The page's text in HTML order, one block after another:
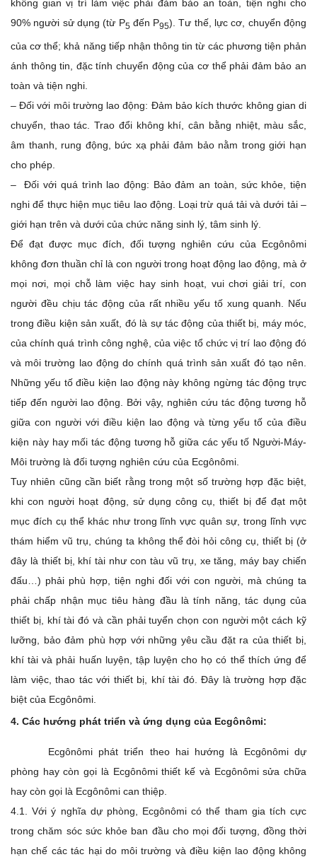
không gian vị trí làm việc phải đảm bảo an toàn, tiện nghi cho
90% người sử dụng (từ P5 đến P95). Tư thế, lực cơ, chuyển động
của cơ thể; khả năng tiếp nhận thông tin từ các phương tiện phản
ánh thông tin, đặc tính chuyển động của cơ thể phải đảm bảo an
toàn và tiện nghi.
– Đối với môi trường lao động: Đảm bảo kích thước không gian di
chuyển, thao tác. Trao đổi không khí, cân bằng nhiệt, màu sắc,
âm thanh, rung động, bức xạ phải đảm bảo nằm trong giới hạn
cho phép.
– Đối với quá trình lao động: Bảo đảm an toàn, sức khỏe, tiện
nghi để thực hiện mục tiêu lao động. Loại trừ quá tải và dưới tải –
giới hạn trên và dưới của chức năng sinh lý, tâm sinh lý.
Để đạt được mục đích, đối tượng nghiên cứu của Ecgônômi
không đơn thuần chỉ là con người trong hoạt động lao động, mà ở
mọi nơi, mọi chỗ làm việc hay sinh hoạt, vui chơi giải trí, con
người đều chịu tác động của rất nhiều yếu tố xung quanh. Nếu
trong điều kiện sản xuất, đó là sự tác động của thiết bị, máy móc,
của chính quá trình công nghệ, của việc tổ chức vị trí lao động đó
và môi trường lao động do chính quá trình sản xuất đó tạo nên.
Những yếu tố điều kiện lao động này không ngừng tác động trực
tiếp đến người lao động. Bởi vậy, nghiên cứu tác động tương hỗ
giữa con người với điều kiện lao động và từng yếu tố của điều
kiện này hay mối tác động tương hỗ giữa các yếu tố Người-Máy-
Môi trường là đối tượng nghiên cứu của Ecgônômi.
Tuy nhiên cũng cần biết rằng trong một số trường hợp đặc biệt,
khi con người hoạt động, sử dụng công cụ, thiết bị để đạt một
mục đích cụ thể khác như trong lĩnh vực quân sự, trong lĩnh vực
thám hiểm vũ trụ, chúng ta không thể đòi hỏi công cụ, thiết bị (ở
đây là thiết bị, khí tài như con tàu vũ trụ, xe tăng, máy bay chiến
đấu…) phải phù hợp, tiện nghi đối với con người, mà chúng ta
phải chấp nhận mục tiêu hàng đầu là tính năng, tác dụng của
thiết bị, khí tài đó và cần phải tuyển chọn con người một cách kỹ
lưỡng, bảo đảm phù hợp với những yêu cầu đặt ra của thiết bị,
khí tài và phải huấn luyện, tập luyện cho họ có thể thích ứng để
làm việc, thao tác với thiết bị, khí tài đó. Đây là trường hợp đặc
biệt của Ecgônômi.
4. Các hướng phát triển và ứng dụng của Ecgônômi:
Ecgônômi phát triển theo hai hướng là Ecgônômi dự
phòng hay còn gọi là Ecgônômi thiết kế và Ecgônômi sửa chữa
hay còn gọi là Ecgônômi can thiệp.
4.1. Với ý nghĩa dự phòng, Ecgônômi có thể tham gia tích cực
trong chăm sóc sức khỏe ban đầu cho mọi đối tượng, đồng thời
hạn chế các tác hại do môi trường và điều kiện lao động không